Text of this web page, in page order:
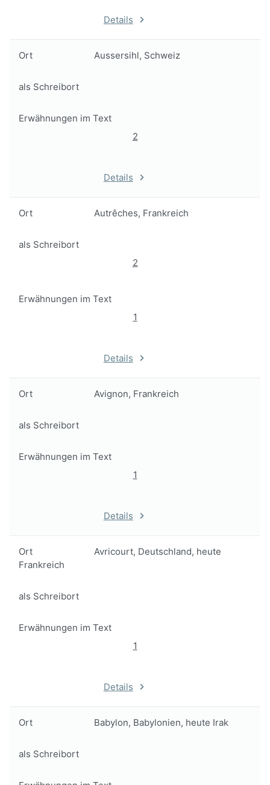
Details
Ort Aussersihl, Schweiz
als Schreibort
Erwähnungen im Text
2
Details
Ort Autrêches, Frankreich
als Schreibort
2
Erwähnungen im Text
1
Details
Ort Avignon, Frankreich
als Schreibort
Erwähnungen im Text
1
Details
Ort
Avricourt, Deutschland, heute
Frankreich
als Schreibort
Erwähnungen im Text
1
Details
Ort Babylon, Babylonien, heute Irak
als Schreibort